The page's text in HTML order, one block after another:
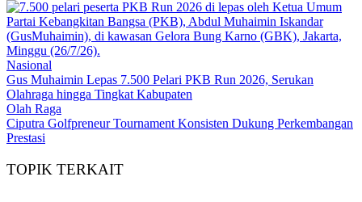
Nasional
Gus Muhaimin Lepas 7.500 Pelari PKB Run 2026, Serukan
Olahraga hingga Tingkat Kabupaten
Olah Raga
Ciputra Golfpreneur Tournament Konsisten Dukung Perkembangan
Prestasi
TOPIK TERKAIT